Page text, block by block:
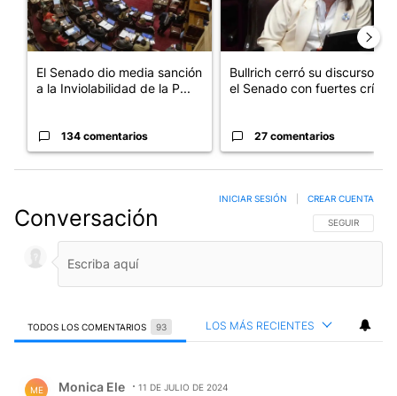
El Senado dio media sanción
a la Inviolabilidad de la P...
134 comentarios
Bullrich cerró su discurso en
el Senado con fuertes crí...
27 comentarios
Conversación SIGA ESTA
SEGUIR
INICIAR SESIÓN CREAR CUENTA
TODOS LOS COMENTARIOS 93 LOS MÁS RECIENTES
ME Monica Ele 11 DE JULIO DE 2024